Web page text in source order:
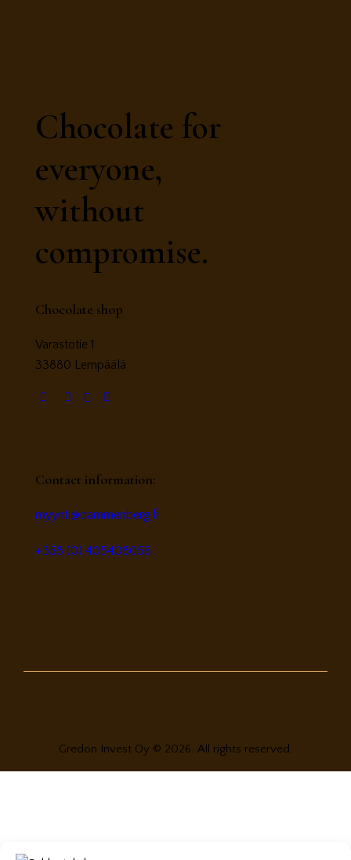
Chocolate for
everyone,
without
compromise.
Chocolate shop
Varastotie 1
33880 Lempäälä
Contact information:
myynti@dammenberg.fi
+358 (0) 405408056
Gredon Invest Oy © 2026. All rights reserved.